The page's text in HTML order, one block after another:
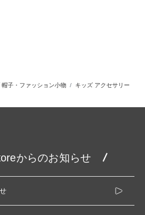
帽子・ファッション小物 キッズ アクセサリー
からのお知らせ